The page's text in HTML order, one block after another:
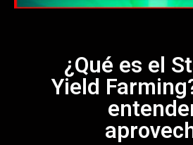
¿Qué es el
Yield